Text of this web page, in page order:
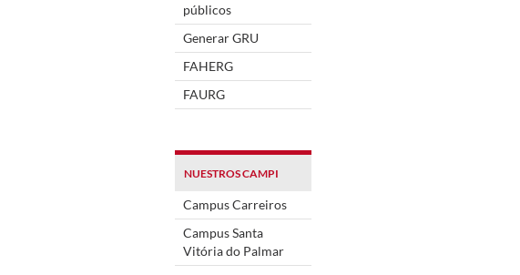
públicos
Generar GRU
FAHERG
FAURG
NUESTROS CAMPI
Campus Carreiros
Campus Santa
Vitória do Palmar